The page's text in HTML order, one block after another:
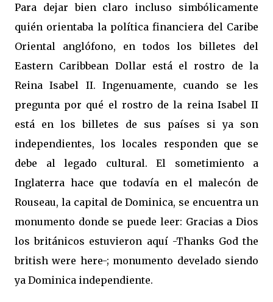
Para dejar bien claro incluso simbólicamente
quién orientaba la política financiera del Caribe
Oriental anglófono, en todos los billetes del
Eastern Caribbean Dollar está el rostro de la
Reina Isabel II. Ingenuamente, cuando se les
pregunta por qué el rostro de la reina Isabel II
está en los billetes de sus países si ya son
independientes, los locales responden que se
debe al legado cultural. El sometimiento a
Inglaterra hace que todavía en el malecón de
Rouseau, la capital de Dominica, se encuentra un
monumento donde se puede leer: Gracias a Dios
los británicos estuvieron aquí -Thanks God the
british were here-; monumento develado siendo
ya Dominica independiente.